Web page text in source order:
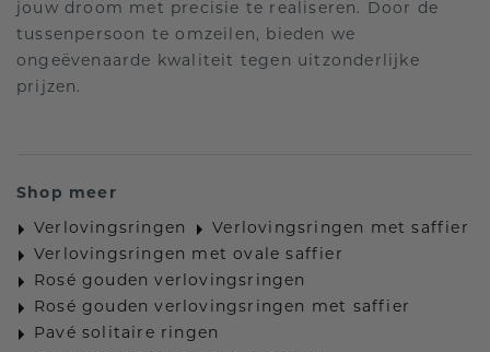
jouw droom met precisie te realiseren. Door de
tussenpersoon te omzeilen, bieden we
ongeëvenaarde kwaliteit tegen uitzonderlijke
prijzen.
Shop meer
Verlovingsringen
Verlovingsringen met saffier
Verlovingsringen met ovale saffier
Rosé gouden verlovingsringen
Rosé gouden verlovingsringen met saffier
Pavé solitaire ringen